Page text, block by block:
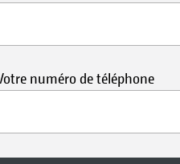
numéro de téléphone